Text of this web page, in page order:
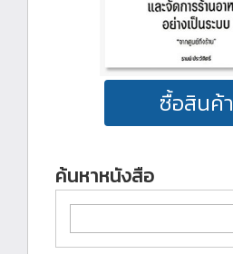
ซื้อสินค้า
ค้นหาหนังสือ